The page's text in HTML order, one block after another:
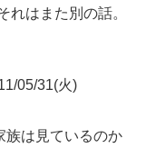
れはまた別の話。
05/31(火)
族は見ているのか